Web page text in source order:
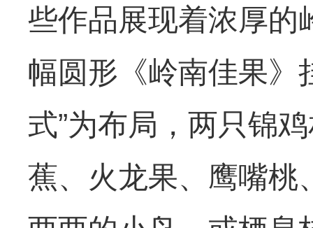
些作品展现着浓厚的
幅圆形《岭南佳果》
式”为布局，两只锦
蕉、火龙果、鹰嘴桃